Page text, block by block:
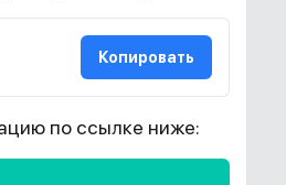
Копировать
по ссылке ниже: